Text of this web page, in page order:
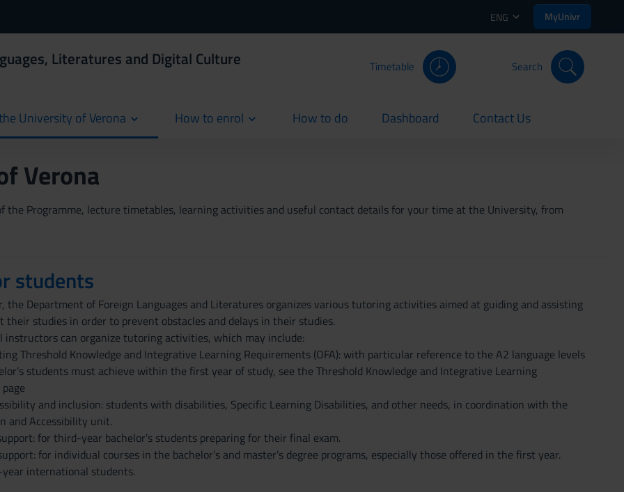
ENG MyUnivr
Literatures and Digital Culture Timetable Search
University of Verona How to enrol How to do
current Dashboard
current Contact Us
current
Verona
the Programme, lecture timetables, learning activities and useful contact details for your time at the University, from
students
the Department of Foreign Languages and Literatures organizes various tutoring activities aimed at guiding and assisting
studies in order to prevent obstacles and delays in their studies.
instructors can organize tutoring activities, which may include:
Threshold Knowledge and Integrative Learning Requirements (OFA): with particular reference to the A2 language levels
students must achieve within the first year of study, see the Threshold Knowledge and Integrative Learning
and inclusion: students with disabilities, Specific Learning Disabilities, and other needs, in coordination with the
and Accessibility unit.
for third-year bachelor’s students preparing for their final exam.
for individual courses in the bachelor’s and master’s degree programs, especially those offered in the first year.
international students.